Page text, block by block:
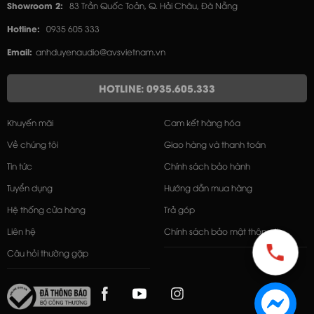
Showroom 2: 83 Trần Quốc Toản, Q. Hải Châu, Đà Nẵng
Hotline: 0935 605 333
Email: anhduyenaudio@avsvietnam.vn
HOTLINE: 0935.605.333
Khuyến mãi
Về chúng tôi
Tin tức
Tuyển dụng
Hệ thống cửa hàng
Liên hệ
Câu hỏi thường gặp
Cam kết hàng hóa
Giao hàng và thanh toán
Chính sách bảo hành
Hướng dẫn mua hàng
Trả góp
Chính sách bảo mật thông tin